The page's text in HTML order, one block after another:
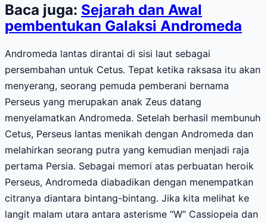
Baca juga: Sejarah dan Awal
pembentukan Galaksi Andromeda
Andromeda lantas dirantai di sisi laut sebagai
persembahan untuk Cetus. Tepat ketika raksasa itu akan
menyerang, seorang pemuda pemberani bernama
Perseus yang merupakan anak Zeus datang
menyelamatkan Andromeda. Setelah berhasil membunuh
Cetus, Perseus lantas menikah dengan Andromeda dan
melahirkan seorang putra yang kemudian menjadi raja
pertama Persia. Sebagai memori atas perbuatan heroik
Perseus, Andromeda diabadikan dengan menempatkan
citranya diantara bintang-bintang. Jika kita melihat ke
langit malam utara antara asterisme “W” Cassiopeia dan